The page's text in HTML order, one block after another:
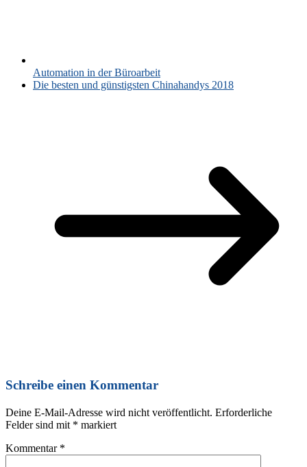
Automation in der Büroarbeit
Die besten und günstigsten Chinahandys 2018
Schreibe einen Kommentar
Deine E-Mail-Adresse wird nicht veröffentlicht. Erforderliche
Felder sind mit * markiert
Kommentar *